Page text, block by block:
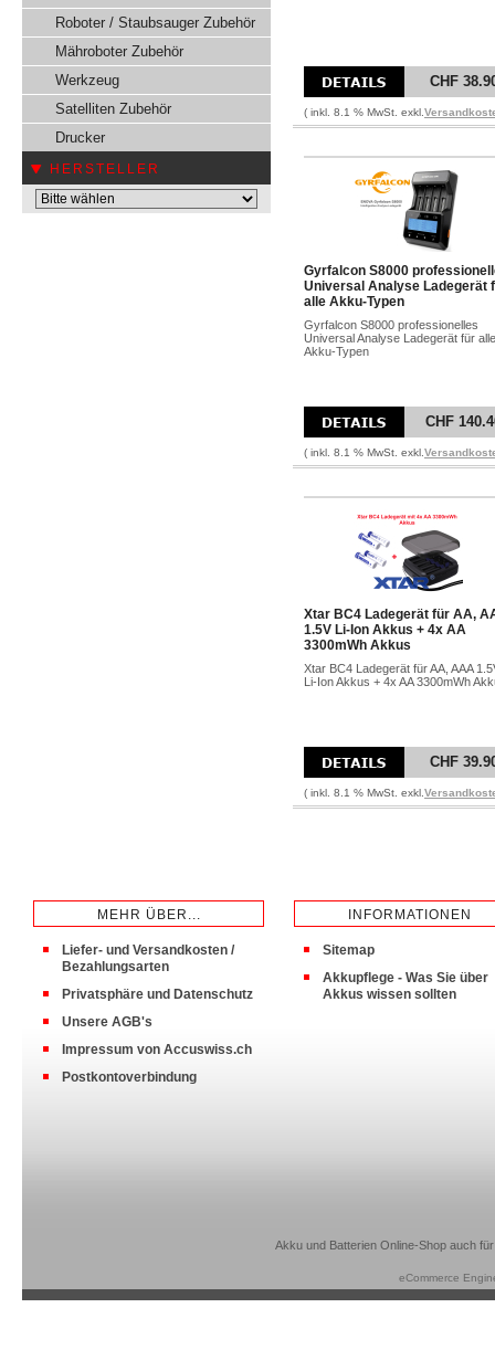
Roboter / Staubsauger Zubehör
Mähroboter Zubehör
Werkzeug
Satelliten Zubehör
Drucker
HERSTELLER
CHF
( inkl. 8.1 % MwSt. exkl.
Gyrfalcon S8000
Universal Analyse Ladegerät
alle Akku-Typen
Gyrfalcon S8000 professionelles
Universal Analyse Ladegerät für alle
Akku-Typen
CHF
( inkl. 8.1 % MwSt. exkl.
Xtar BC4 Ladegerät für AA,
1.5V Li-Ion Akkus + 4x AA
3300mWh Akkus
Xtar BC4 Ladegerät für AA, AAA
Li-Ion Akkus + 4x AA 3300mWh
CHF
( inkl. 8.1 % MwSt. exkl.
MEHR ÜBER...
Liefer- und Versandkosten /
Bezahlungsarten
Privatsphäre und Datenschutz
Unsere AGB's
Impressum von Accuswiss.ch
Postkontoverbindung
INFORMATIONEN
Sitemap
Akkupflege - Was Sie über
Akkus wissen sollten
Akku und Batterien Online-Shop auch
eCommerce